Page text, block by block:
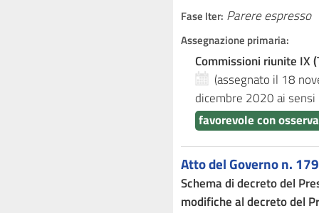
Fase Iter: Parere espresso
Assegnazione primaria:
Commissioni riunite IX
(assegnato il 18
dicembre 2020ai sensi
favorevole con
Atto del Governo n. 179
Schema di decreto del
modifiche al decreto del